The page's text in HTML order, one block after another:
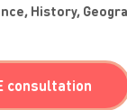
History,
consultation